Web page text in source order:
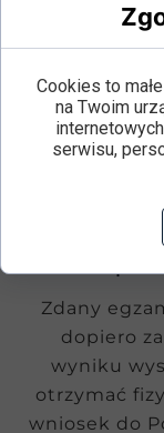
Liczba
Wynik
Powtórzenie
Zdany
dopiero
wyniku
otrzymać
wniosek do
Cookies to
na Twoim
serwisu,